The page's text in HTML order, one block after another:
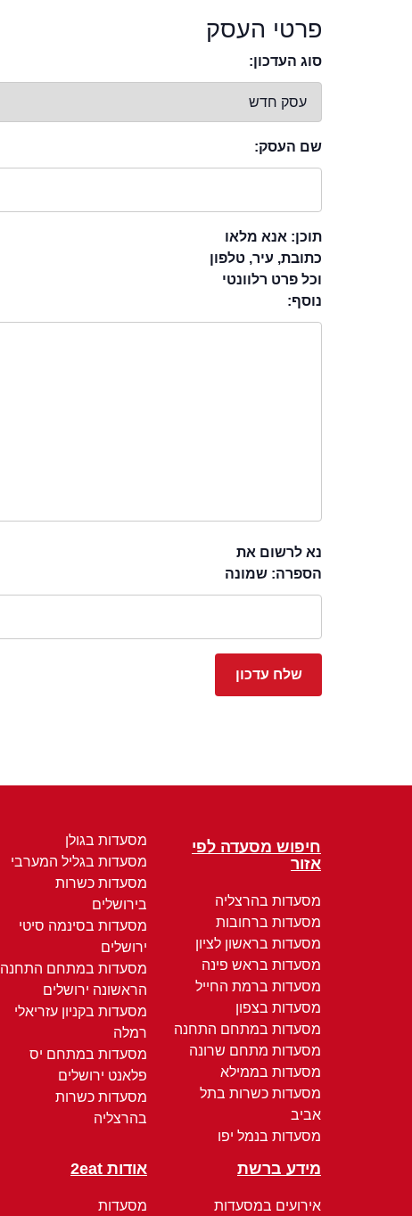
פרטי העסק
סוג העדכון:
שם העסק:
תוכן: אנא מלאו
כתובת, עיר, טלפון
וכל פרט רלוונטי
נוסף:
נא לרשום את
הספרה: שמונה
חיפוש מסעדה לפי
אזור
מסעדות בהרצליה
מסעדות ברחובות
מסעדות בראשון לציון
מסעדות בראש פינה
מסעדות ברמת החייל
מסעדות בצפון
מסעדות במתחם התחנה
מסעדות מתחם שרונה
מסעדות בממילא
מסעדות כשרות בתל
אביב
מסעדות בנמל יפו
מסעדות בגולן
מסעדות בגליל המערבי
מסעדות כשרות
בירושלים
מסעדות בסינמה סיטי
ירושלים
מסעדות במתחם התחנה
הראשונה ירושלים
מסעדות בקניון עזריאלי
רמלה
מסעדות במתחם יס
פלאנט ירושלים
מסעדות כשרות
בהרצליה
מידע ברשת
אירועים במסעדות
אודות 2eat
מסעדות